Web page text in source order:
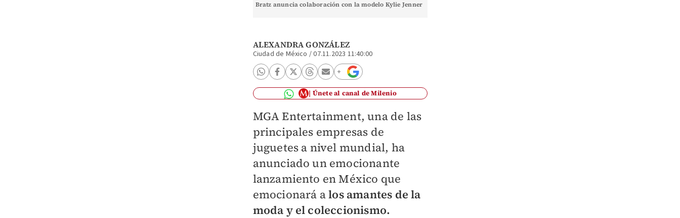
Bratz anuncia colaboración con la modelo Kylie Jenner
ALEXANDRA GONZÁLEZ
Ciudad de México /07.11.2023 11:40:00
Únete al canal de Milenio
MGA Entertainment, una de las
principales empresas de
juguetes a nivel mundial, ha
anunciado un emocionante
lanzamiento en México que
emocionará alos amantes de la
moda y el coleccionismo.